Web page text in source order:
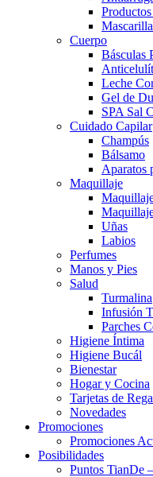
Cuerpo
Básculas
Leche
Gel de
SPA Sal
Cuidado Capilar
Champús
Bálsamo
Aparatos
Maquillaje
Uñas
Labios
Perfumes
Manos y Pies
Salud
Turmalina
Infusión
Parches
Higiene Íntima
Higiene Bucál
Bienestar
Hogar y Cocina
Tarjetas de
Novedades
Promociones
Promociones
Posibilidades
Puntos TianDe